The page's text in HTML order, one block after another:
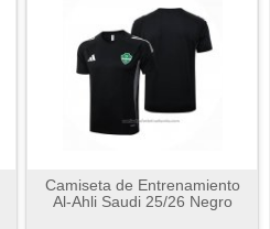
Camiseta de Entrenamiento
Al-Ahli Saudi 25/26 Negro